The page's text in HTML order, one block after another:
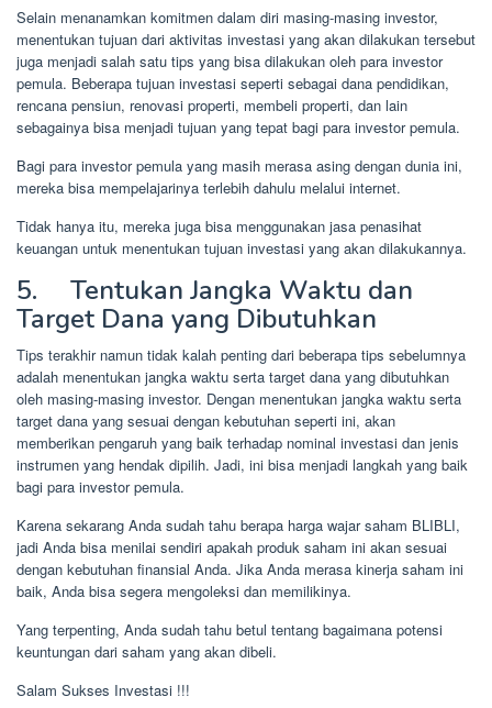
Selain menanamkan komitmen dalam diri masing-masing investor,
menentukan tujuan dari aktivitas investasi yang akan dilakukan tersebut
juga menjadi salah satu tips yang bisa dilakukan oleh para investor
pemula. Beberapa tujuan investasi seperti sebagai dana pendidikan,
rencana pensiun, renovasi properti, membeli properti, dan lain
sebagainya bisa menjadi tujuan yang tepat bagi para investor pemula.
Bagi para investor pemula yang masih merasa asing dengan dunia ini,
mereka bisa mempelajarinya terlebih dahulu melalui internet.
Tidak hanya itu, mereka juga bisa menggunakan jasa penasihat
keuangan untuk menentukan tujuan investasi yang akan dilakukannya.
5. Tentukan Jangka Waktu dan
Target Dana yang Dibutuhkan
Tips terakhir namun tidak kalah penting dari beberapa tips sebelumnya
adalah menentukan jangka waktu serta target dana yang dibutuhkan
oleh masing-masing investor. Dengan menentukan jangka waktu serta
target dana yang sesuai dengan kebutuhan seperti ini, akan
memberikan pengaruh yang baik terhadap nominal investasi dan jenis
instrumen yang hendak dipilih. Jadi, ini bisa menjadi langkah yang baik
bagi para investor pemula.
Karena sekarang Anda sudah tahu berapa harga wajar saham BLIBLI,
jadi Anda bisa menilai sendiri apakah produk saham ini akan sesuai
dengan kebutuhan finansial Anda. Jika Anda merasa kinerja saham ini
baik, Anda bisa segera mengoleksi dan memilikinya.
Yang terpenting, Anda sudah tahu betul tentang bagaimana potensi
keuntungan dari saham yang akan dibeli.
Salam Sukses Investasi !!!